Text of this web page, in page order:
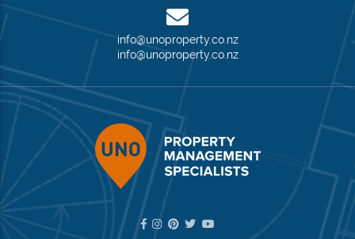
info@unoproperty.co.nz
info@unoproperty.co.nz